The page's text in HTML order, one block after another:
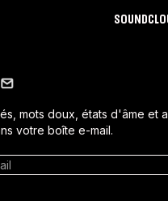
mots doux, états d'âme et
votre boîte e-mail.